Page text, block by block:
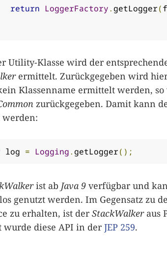
return LoggerFactory. getLogger(
Utility-Klasse wird der
ermittelt. Zurückgegeben wird
Klassenname ermittelt werden,
zurückgegeben. Damit kann
werden:
log = Logging. getLogger();
ist ab Java 9 verfügbar und
genutzt werden. Im Gegensatz zu
zu erhalten, ist derStackWalkeraus
wurde diese API in derJEP 259.